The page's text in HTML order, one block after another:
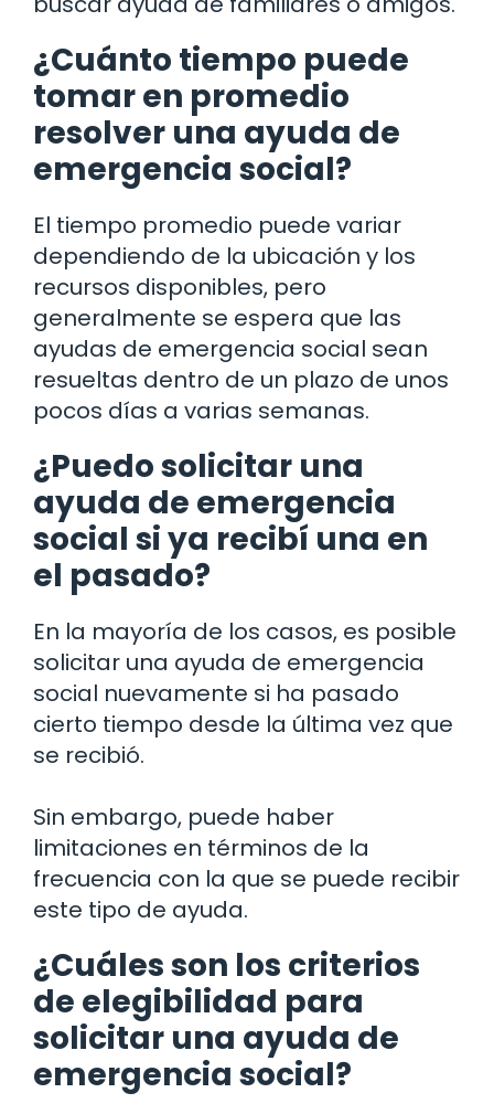
¿Cuánto tiempo puede
tomar en promedio
resolver una ayuda de
emergencia social?
El tiempo promedio puede variar
dependiendo de la ubicación y los
recursos disponibles, pero
generalmente se espera que las
ayudas de emergencia social sean
resueltas dentro de un plazo de unos
pocos días a varias semanas.
¿Puedo solicitar una
ayuda de emergencia
social si ya recibí una en
el pasado?
En la mayoría de los casos, es posible
solicitar una ayuda de emergencia
social nuevamente si ha pasado
cierto tiempo desde la última vez que
se recibió.
Sin embargo, puede haber
limitaciones en términos de la
frecuencia con la que se puede recibir
este tipo de ayuda.
¿Cuáles son los criterios
de elegibilidad para
solicitar una ayuda de
emergencia social?